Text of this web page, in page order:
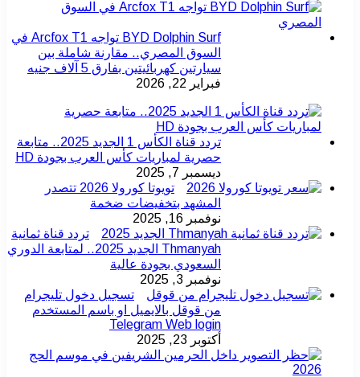
BYD Dolphin Surf تواجه Arcfox T1 في
السوق المصري.. مقارنة شاملة بين
سيارتين كهربائيتين بفارق 5 آلاف جنيه
فبراير 22, 2026
تردد قناة الكأس 1 الجديد 2025.. متابعة
حصرية لمباريات كأس العرب بجودة HD
ديسمبر 7, 2025
تويوتا كورولا 2026 تتصدر
المشهد بتخفيضات ضخمة
نوفمبر 16, 2025
تردد قناة ثمانية
Thmanyah الجديد 2025.. لمتابعة الدوري
السعودي بجودة عالية
نوفمبر 3, 2025
تسجيل دخول تليجرام
من قوقل بالايميل او باسم المستخدم
Telegram Web login
أكتوبر 23, 2025